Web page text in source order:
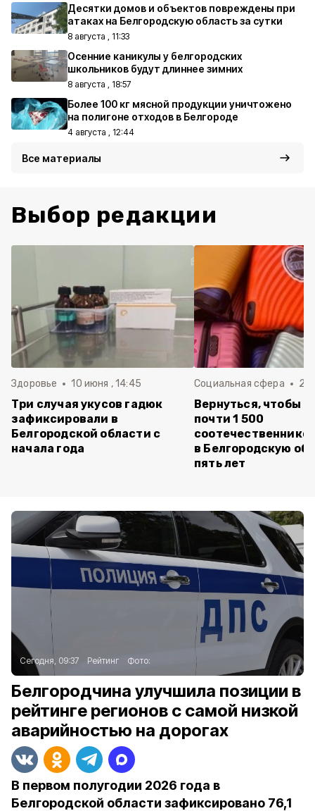
Десятки домов и объектов повреждены при
атаках на Белгородскую область за сутки
8 августа , 11:33
Осенние каникулы у белгородских
школьников будут длиннее зимних
8 августа , 18:57
Более 100 кг мясной продукции уничтожено
на полигоне отходов в Белгороде
4 августа , 12:44
Все материалы
Выбор редакции
Здоровье 10 июня , 14:45
Три случая укусов гадюк
зафиксировали в
Белгородской области с
начала года
Социальная сфера 20
Вернуться, чтобы
почти 1 500
в Белгородскую
пять лет
Сегодня, 09:37 Рейтинг Фото:
Белгородчина улучшила позиции в
рейтинге регионов с самой низкой
аварийностью на дорогах
В первом полугодии 2026 года в
Белгородской области зафиксировано 76,1